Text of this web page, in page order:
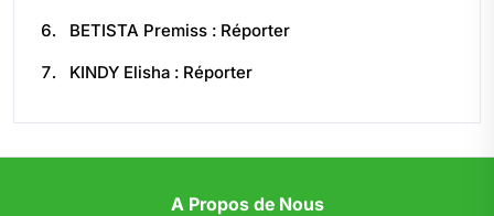
BETISTA Premiss : Réporter
KINDY Elisha : Réporter
A Propos de Nous